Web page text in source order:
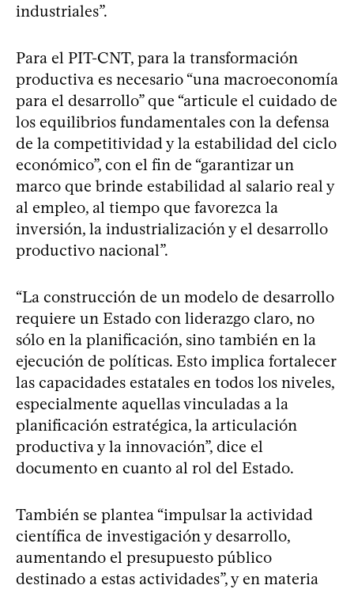
industriales”.
Para el PIT-CNT, para la transformación
productiva es necesario “una macroeconomía
para el desarrollo” que “articule el cuidado de
los equilibrios fundamentales con la defensa
de la competitividad y la estabilidad del ciclo
económico”, con el fin de “garantizar un
marco que brinde estabilidad al salario real y
al empleo, al tiempo que favorezca la
inversión, la industrialización y el desarrollo
productivo nacional”.
“La construcción de un modelo de desarrollo
requiere un Estado con liderazgo claro, no
sólo en la planificación, sino también en la
ejecución de políticas. Esto implica fortalecer
las capacidades estatales en todos los niveles,
especialmente aquellas vinculadas a la
planificación estratégica, la articulación
productiva y la innovación”, dice el
documento en cuanto al rol del Estado.
También se plantea “impulsar la actividad
científica de investigación y desarrollo,
aumentando el presupuesto público
destinado a estas actividades”, y en materia